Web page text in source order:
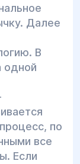
Далее
В
одной
по
все
Если